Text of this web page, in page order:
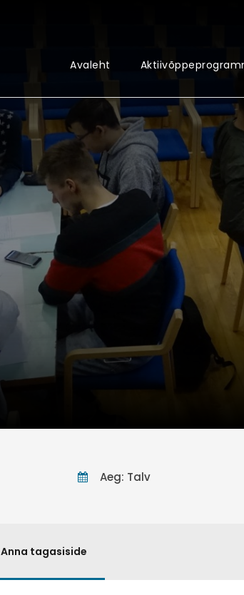
Avaleht
Aeg: Talv
Anna tagasiside